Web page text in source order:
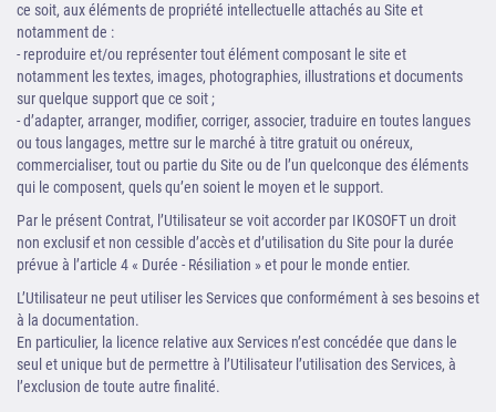
ce soit, aux éléments de propriété intellectuelle attachés au Site et
notamment de :
- reproduire et/ou représenter tout élément composant le site et
notamment les textes, images, photographies, illustrations et documents
sur quelque support que ce soit ;
- d’adapter, arranger, modifier, corriger, associer, traduire en toutes langues
ou tous langages, mettre sur le marché à titre gratuit ou onéreux,
commercialiser, tout ou partie du Site ou de l’un quelconque des éléments
qui le composent, quels qu’en soient le moyen et le support.
Par le présent Contrat, l’Utilisateur se voit accorder par IKOSOFT un droit
non exclusif et non cessible d’accès et d’utilisation du Site pour la durée
prévue à l’article 4 « Durée - Résiliation » et pour le monde entier.
L’Utilisateur ne peut utiliser les Services que conformément à ses besoins et
à la documentation.
En particulier, la licence relative aux Services n’est concédée que dans le
seul et unique but de permettre à l’Utilisateur l’utilisation des Services, à
l’exclusion de toute autre finalité.